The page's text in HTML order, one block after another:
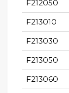
F212050
F213010
F213030
F213050
F213060